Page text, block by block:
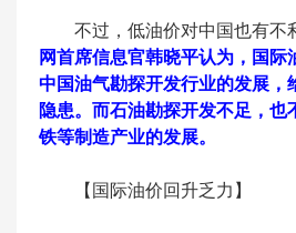
不过，低油价对中国也有不
网首席信息官韩晓平认为，国际
中国油气勘探开发行业的发展，
隐患。而石油勘探开发不足，也
铁等制造产业的发展。
【国际油价回升乏力】